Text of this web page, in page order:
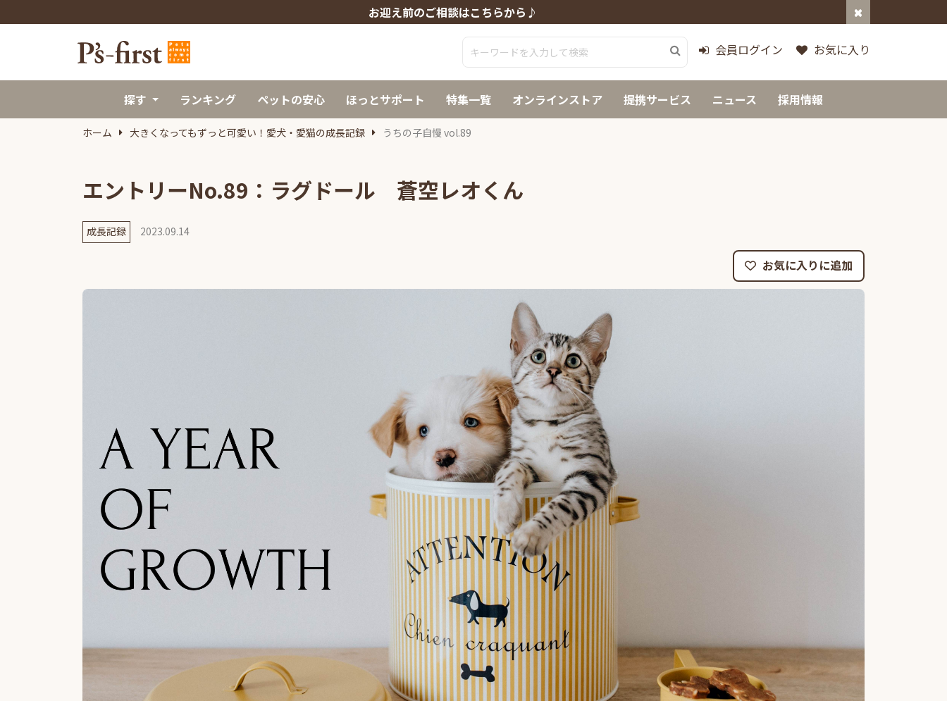
お迎え前のご相談はこちらから♪
会員ログイン お気に入り
探す ランキング ペットの安心 ほっとサポート 特集一覧 オンラインストア 提携サービス ニュース 採用情報
ホーム 大きくなってもずっと可愛い！愛犬・愛猫の成長記録 うちの子自慢 vol.89
エントリーNo.89：ラグドール 蒼空レオくん
成長記録 2023.09.14
お気に入りに追加